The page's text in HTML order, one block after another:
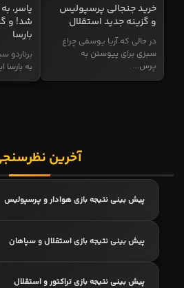
خرید جنجالی پرسپولیس
و گزینه جدید استقلال
در حالی که آریا یوسفی چراغ
سبزی برای پیوستن به
پرس...
یاسر،
شد! و
بارسا
برناردو
به بارسا
آخرین
پیش بینی نتیجه بازی هوادار و پرسپولیس
پیش بینی نتیجه بازی استقلال و سپاهان
پیش بینی نتیجه بازی تراکتور و استقلال